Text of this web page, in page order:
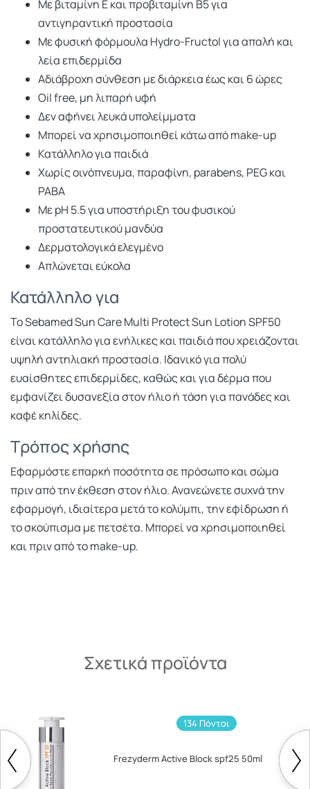
Με βιταμίνη Ε και προβιταμίνη Β5 για
αντιγηραντική προστασία
Με φυσική φόρμουλα Hydro-Fructol για απαλή και
λεία επιδερμίδα
Αδιάβροχη σύνθεση με διάρκεια έως και 6 ώρες
Oil free, μη λιπαρή υφή
Δεν αφήνει λευκά υπολείμματα
Μπορεί να χρησιμοποιηθεί κάτω από make-up
Κατάλληλο για παιδιά
Χωρίς οινόπνευμα, παραφίνη, parabens, PEG και
PABA
Με pH 5.5 για υποστήριξη του φυσικού
προστατευτικού μανδύα
Δερματολογικά ελεγμένο
Απλώνεται εύκολα
Κατάλληλο για
Το Sebamed Sun Care Multi Protect Sun Lotion SPF50
είναι κατάλληλο για ενήλικες και παιδιά που χρειάζονται
υψηλή αντηλιακή προστασία. Ιδανικό για πολύ
ευαίσθητες επιδερμίδες, καθώς και για δέρμα που
εμφανίζει δυσανεξία στον ήλιο ή τάση για πανάδες και
καφέ κηλίδες.
Τρόπος χρήσης
Εφαρμόστε επαρκή ποσότητα σε πρόσωπο και σώμα
πριν από την έκθεση στον ήλιο. Ανανεώνετε συχνά την
εφαρμογή, ιδιαίτερα μετά το κολύμπι, την εφίδρωση ή
το σκούπισμα με πετσέτα. Μπορεί να χρησιμοποιηθεί
και πριν από το make-up.
Σχετικά προϊόντα
134 Πόντοι
Frezyderm Active Block spf25 50ml